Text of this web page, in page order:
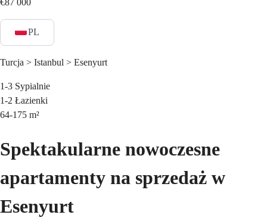
€87 000
PL
Turcja > Istanbul > Esenyurt
1-3 Sypialnie
1-2 Łazienki
64-175 m²
Spektakularne nowoczesne
apartamenty na sprzedaż w
Esenyurt